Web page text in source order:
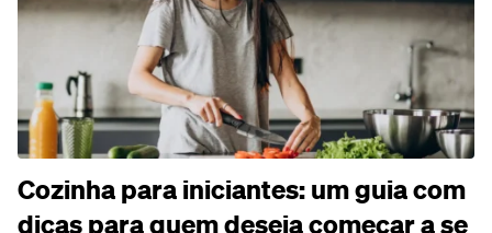
Cozinha para iniciantes: um guia com
dicas para quem deseja começar a se